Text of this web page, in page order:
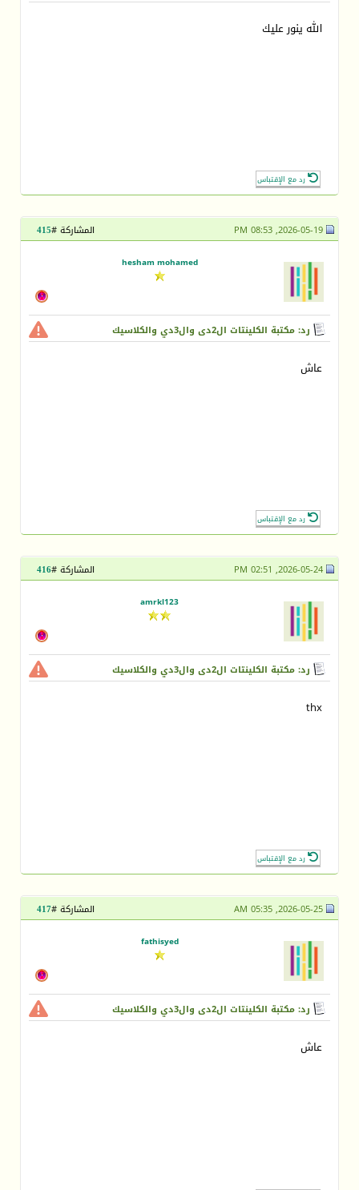
الله ينور عليك
رد مع الإقتباس
المشاركة #415
hesham mohamed
رد: مكتبة الكلينتات ال2دى وال3دي والكلاسيك
عاش
رد مع الإقتباس
المشاركة #416
amrkl123
رد: مكتبة الكلينتات ال2دى وال3دي والكلاسيك
thx
رد مع الإقتباس
المشاركة #417
fathisyed
رد: مكتبة الكلينتات ال2دى وال3دي والكلاسيك
عاش